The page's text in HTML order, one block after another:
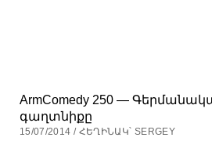
ArmComedy 250 —
գաղտնիքը
15/07/2014 / ՀԵՂԻՆԱԿ՝ SERGEY